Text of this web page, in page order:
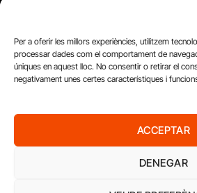
Per a oferir les millors experiències, utilitzem
processar dades com el comportament de
úniques en aquest lloc. No consentir o retirar el
negativament unes certes característiques i
ACCEPTAR
DENEGAR